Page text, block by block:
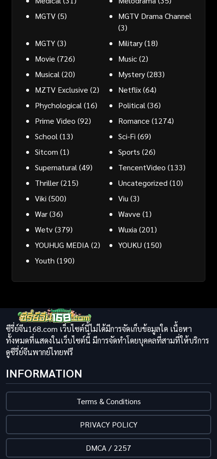
MGTV(5)
MGTV Drama Channel
(3)
MGTY(3) Military(18)
Movie (726) Music(2)
Musical (20) Mystery(283)
MZTV Exclusive (2) Netflix(64)
Phychological (16) Political (36)
Prime Video (92) Romance (1274)
School (13) Sci-Fi (69)
Sitcom (1) Sports (26)
Supernatural (49) TencentVideo (133)
Thriller(215) Uncategorized (10)
Viki (500) Viu (3)
War(36) Wavve (1)
Wetv(379) Wuxia (201)
YOUHUG MEDIA (2) YOUKU (150)
Youth (190)
ซีรี่ย์จีน168.com เว็บไซต์นี้ไม่ได้มีการจัดเก็บข้อมูลใด เนื้อหา
ทั้งหมดที่แสดงในเว็บไซต์นี้ มีการจัดทำโดยบุคคลที่สามที่ให้บริการ
ดูซีรี่ย์จีนพากย์ไทยฟรี
INFORMATION
Terms & Conditions
PRIVACY POLICY
DMCA / 2257